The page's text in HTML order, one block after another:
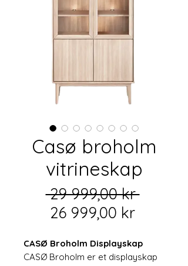
Casø broholm
vitrineskap
29 999,00 kr Vanlig
26 999,00 kr
CASØ Broholm Displayskap
CASØ Broholm er et displayskap